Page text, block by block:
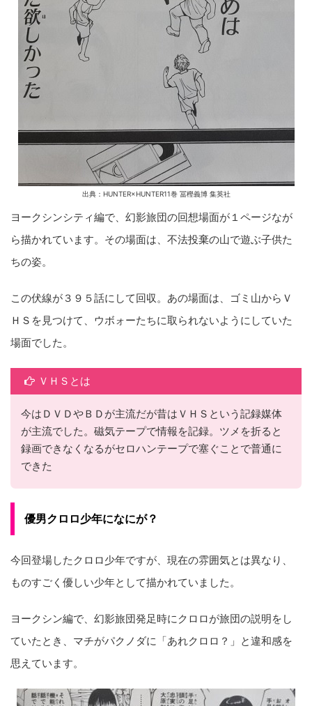
出典：HUNTER×HUNTER11巻 冨樫義博 集英社
ヨークシンシティ編で、幻影旅団の回想場面が１ページなが
ら描かれています。その場面は、不法投棄の山で遊ぶ子供た
ちの姿。
この伏線が３９５話にして回収。あの場面は、ゴミ山からＶ
ＨＳを見つけて、ウボォーたちに取られないようにしていた
場面でした。
ＶＨＳとは
今はＤＶＤやＢＤが主流だが昔はＶＨＳという記録媒体
が主流でした。磁気テープで情報を記録。ツメを折ると
録画できなくなるがセロハンテープで塞ぐことで普通に
できた
優男クロロ少年になにが？
今回登場したクロロ少年ですが、現在の雰囲気とは異なり、
ものすごく優しい少年として描かれていました。
ヨークシン編で、幻影旅団発足時にクロロが旅団の説明をし
ていたとき、マチがパクノダに「あれクロロ？」と違和感を
思えています。